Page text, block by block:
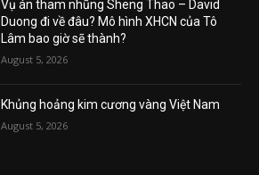
Vụ án tham nhũng Sheng Thao – David
Duong đi về đâu? Mô hình XHCN của Tô
Lâm bao giờ sẽ thành?
August 5, 2026
Khủng hoảng kim cương vàng Việt Nam
August 5, 2026